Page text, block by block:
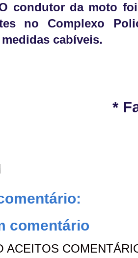
condutor da moto
no Complexo
cabíveis.
*
comentário
ACEITOS